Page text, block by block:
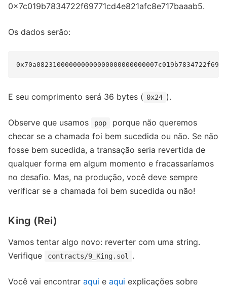
0x7c019b7834722f69771cd4e821afc8e717baaab5.
Os dados serão:
E seu comprimento será 36 bytes ( 0x24 ).
Observe que usamos pop
porque não queremos
checar se a chamada foi bem sucedida ou não. Se não
fosse bem sucedida, a transação seria revertida de
qualquer forma em algum momento e fracassaríamos
no desafio. Mas, na produção, você deve sempre
verificar se a chamada foi bem sucedida ou não!
King (Rei)
Vamos tentar algo novo: reverter com uma string.
Verifique
contracts/9_King.sol .
Você vai encontrar aqui e aqui explicações sobre